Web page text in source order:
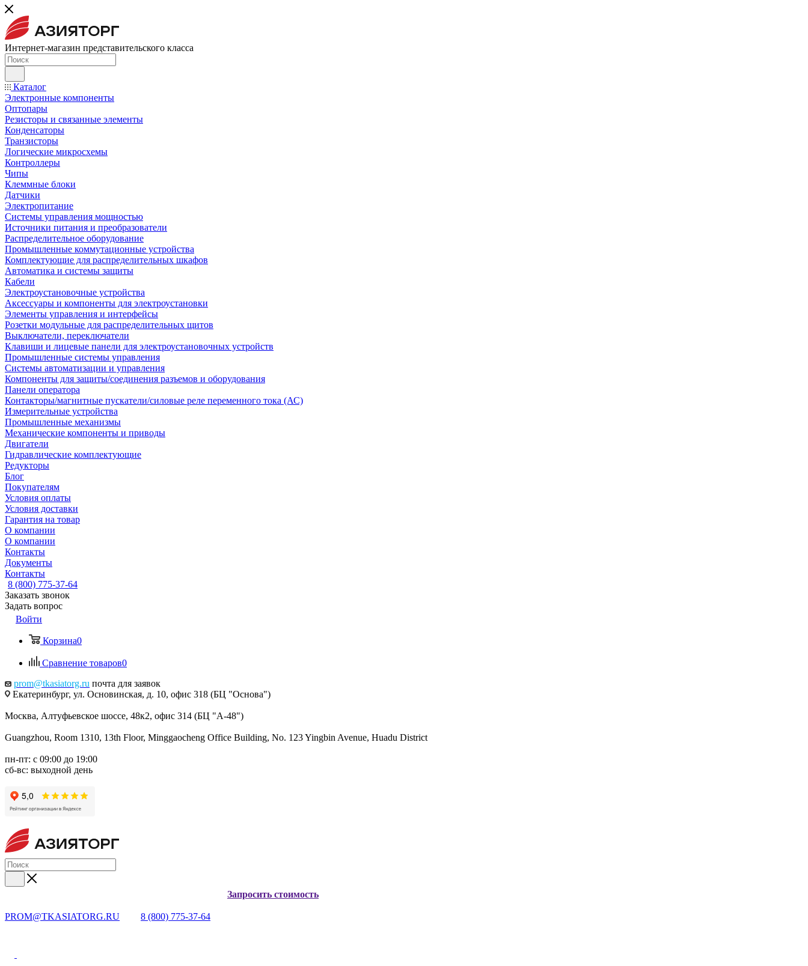
Интернет-магазин представительского класса
Каталог
Электронные компоненты
Оптопары
Резисторы и связанные элементы
Конденсаторы
Транзисторы
Логические микросхемы
Контроллеры
Чипы
Клеммные блоки
Датчики
Электропитание
Системы управления мощностью
Источники питания и преобразователи
Распределительное оборудование
Промышленные коммутационные устройства
Комплектующие для распределительных шкафов
Автоматика и системы защиты
Кабели
Электроустановочные устройства
Аксессуары и компоненты для электроустановки
Элементы управления и интерфейсы
Розетки модульные для распределительных щитов
Выключатели, переключатели
Клавиши и лицевые панели для электроустановочных устройств
Промышленные системы управления
Системы автоматизации и управления
Компоненты для защиты/соединения разъемов и оборудования
Панели оператора
Контакторы/магнитные пускатели/силовые реле переменного тока (АС)
Измерительные устройства
Промышленные механизмы
Механические компоненты и приводы
Двигатели
Гидравлические комплектующие
Редукторы
Блог
Покупателям
Условия оплаты
Условия доставки
Гарантия на товар
О компании
О компании
Контакты
Документы
Контакты
8 (800) 775-37-64
Заказать звонок
Задать вопрос
Войти
Корзина0
Сравнение товаров0
prom@tkasiatorg.ru почта для заявок
Екатеринбург, ул. Основинская, д. 10, офис 318 (БЦ "Основа")
Москва, Алтуфьевское шоссе, 48к2, офис 314 (БЦ "А-48")
Guangzhou, Room 1310, 13th Floor, Minggaocheng Office Building, No. 123 Yingbin Avenue, Huadu District
пн-пт: с 09:00 до 19:00
сб-вс: выходной день
PROM@TKASIATORG.RU 8 (800) 775-37-64
Запросить стоимость